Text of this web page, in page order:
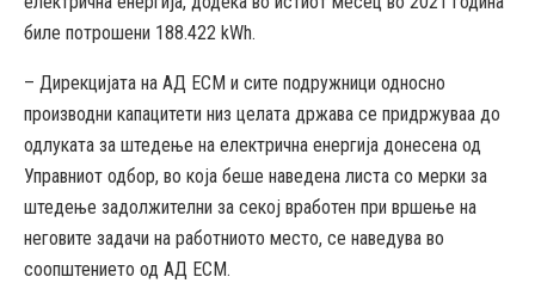
биле потрошени 188.422 kWh.
– Дирекцијата на АД ЕСМ и сите подружници односно
производни капацитети низ целата држава се придржуваа до
одлуката за штедење на електрична енергија донесена од
Управниот одбор, во која беше наведена листа со мерки за
штедење задолжителни за секој вработен при вршење на
неговите задачи на работниото место, се наведува во
соопштението од АД ЕСМ.